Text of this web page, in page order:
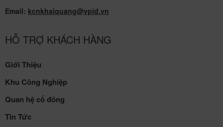
Email: kcnkhaiquang@vpid.vn
HỖ TRỢ KHÁCH HÀNG
Giới Thiệu
Khu Công Nghiệp
Quan hệ cổ đông
Tin Tức